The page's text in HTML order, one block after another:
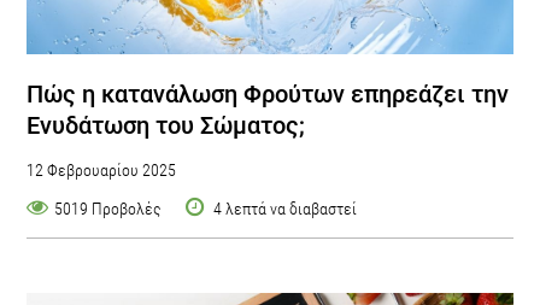
Πώς η κατανάλωση Φρούτων επηρεάζει την
Ενυδάτωση του Σώματος;
12 Φεβρουαρίου 2025
5019 Προβολές
4 λεπτά να διαβαστεί